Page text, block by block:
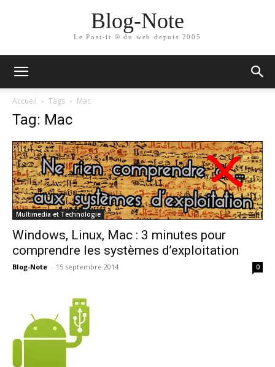
Blog-Note
Le Post-it ® du web depuis 2005
Accueil Tags Mac
Tag: Mac
Multimedia et Technologie
Windows, Linux, Mac : 3 minutes pour
comprendre les systèmes d’exploitation
Blog-Note - 15 septembre 2014 0